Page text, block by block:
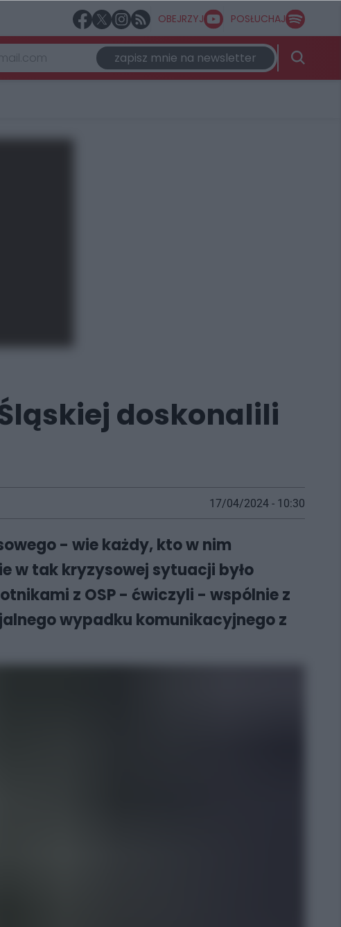
OBEJRZYJ POSŁUCHAJ
zapisz mnie na newsletter
doskonalili
17/04/2024 - 10:30
- wie każdy, kto w nim
w tak kryzysowej sytuacji było
z OSP - ćwiczyli - wspólnie z
wypadku komunikacyjnego z